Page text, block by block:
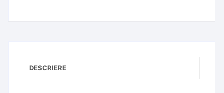
DESCRIERE